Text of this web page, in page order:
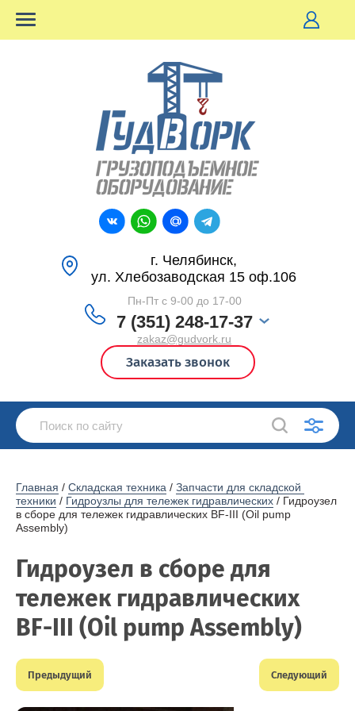
г. Челябинск,
ул. Хлебозаводская 15 оф.106
Пн-Пт с 9-00 до 17-00
7 (351) 248-17-37
zakaz@gudvork.ru
Заказать звонок
Главная / Складская техника / Запчасти для складской
техники / Гидроузлы для тележек гидравлических / Гидроузел
в сборе для тележек гидравлических BF-III (Oil pump
Assembly)
Гидроузел в сборе для
тележек гидравлических
BF-III (Oil pump Assembly)
Предыдущий Следующий